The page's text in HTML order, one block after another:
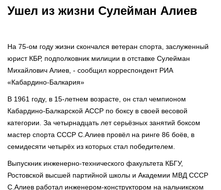
Ушел из жизни Сулейман Алиев
На 75-ом году жизни скончался ветеран спорта, заслуженный
юрист КБР, подполковник милиции в отставке Сулейман
Михайлович Алиев, - сообщил корреспондент РИА
«Кабардино-Балкария»
В 1961 году, в 15-летнем возрасте, он стал чемпионом
Кабардино-Балкарской АССР по боксу в своей весовой
категории. За четырнадцать лет серьёзных занятий боксом
мастер спорта СССР С.Алиев провёл на ринге 86 боёв, в
семидесяти четырёх из которых стал победителем.
Выпускник инженерно-технического факультета КБГУ,
Ростовской высшей партийной школы и Академии МВД СССР
С.Алиев работал инженером-конструктором на нальчикском